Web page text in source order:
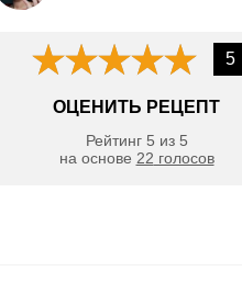
5
ОЦЕНИТЬ РЕЦЕПТ
Рейтинг 5 из 5
на основе 22 голосов